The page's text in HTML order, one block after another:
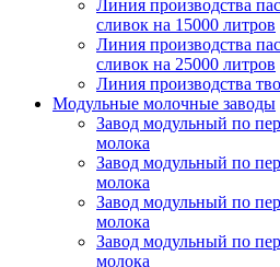
Линия производства
сливок на 15000 литров
Линия производства
сливок на 25000 литров
Линия производства
Модульные молочные заводы
Завод модульный по
молока
Завод модульный по
молока
Завод модульный по
молока
Завод модульный по
молока